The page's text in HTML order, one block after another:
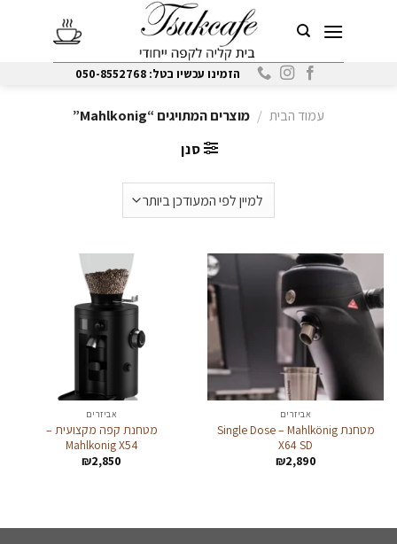
הזמינו עכשיו בטל: 050-8552768
עמוד הבית / מוצרים המתויגים “Mahlkonig”
סנן
אביזרים
מטחנת Single Dose – Mahlkönig
X64 SD
₪2,890
אביזרים
מטחנת קפה מקצועית –
Mahlkonig X54
₪2,850